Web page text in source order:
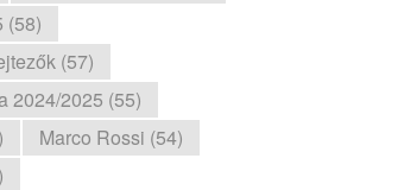
(58)
(57)
2024/2025 (55)
Marco Rossi (54)